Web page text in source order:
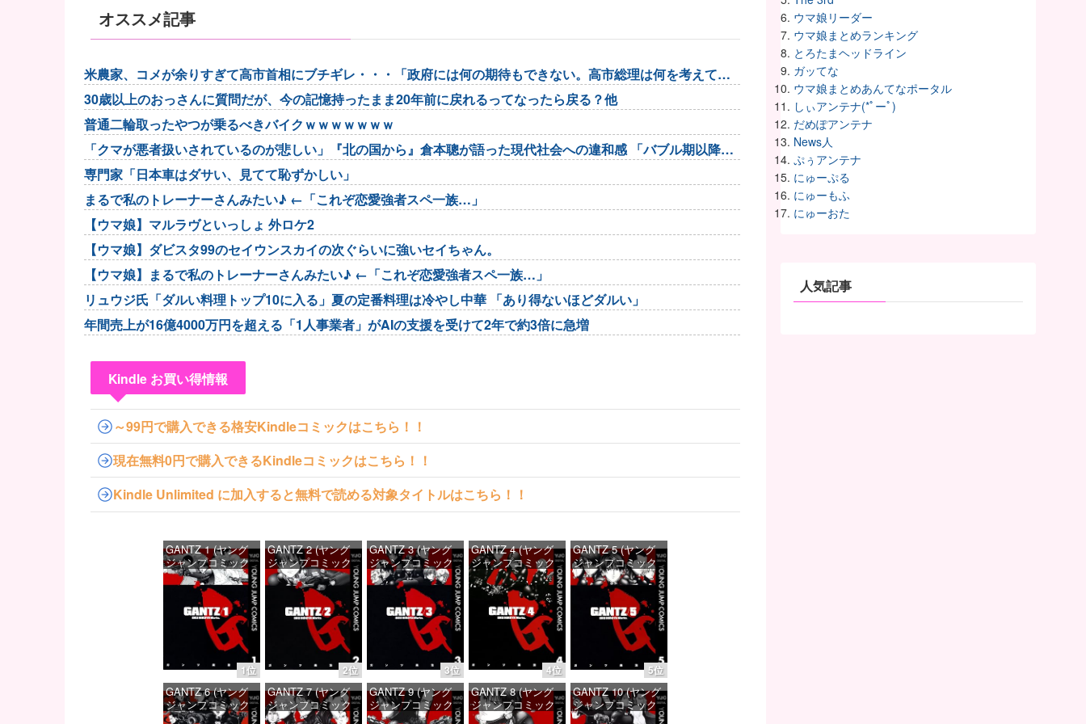
オススメ記事
米農家、コメが余りすぎて高市首相にブチギレ・・・「政府には何の期待もできない。高市総理は何を考えてい
るのかな。もう愛想尽...
30歳以上のおっさんに質問だが、今の記憶持ったまま20年前に戻れるってなったら戻る？他
普通二輪取ったやつが乗るべきバイクｗｗｗｗｗｗｗ
「クマが悪者扱いされているのが悲しい」『北の国から』倉本聰が語った現代社会への違和感 「バブル期以降、
ドラマはつまらなく...
専門家「日本車はダサい、見てて恥ずかしい」
まるで私のトレーナーさんみたい♪ ←「これぞ恋愛強者スペ一族…」
【ウマ娘】マルラヴといっしょ 外ロケ2
【ウマ娘】ダビスタ99のセイウンスカイの次ぐらいに強いセイちゃん。
【ウマ娘】まるで私のトレーナーさんみたい♪ ←「これぞ恋愛強者スペ一族…」
リュウジ氏「ダルい料理トップ10に入る」夏の定番料理は冷やし中華 「あり得ないほどダルい」
年間売上が16億4000万円を超える「1人事業者」がAIの支援を受けて2年で約3倍に急増
Kindle お買い得情報
～99円で購入できる格安Kindleコミックはこちら！！
現在無料0円で購入できるKindleコミックはこちら！！
Kindle Unlimited に加入すると無料で読める対象タイトルはこちら！！
1位
GANTZ 1 (ヤング
ジャンプコミック
スDIGITAL)
価格：¥100
2位
GANTZ 2 (ヤング
ジャンプコミック
スDIGITAL)
価格：¥100
3位
GANTZ 3 (ヤング
ジャンプコミック
スDIGITAL)
価格：¥100
4位
GANTZ 4 (ヤング
ジャンプコミック
スDIGITAL)
価格：¥100
5位
GANTZ 5 (ヤング
ジャンプコミック
スDIGITAL)
価格：¥100
GANTZ 6 (ヤング
ジャンプコミック
スDIGITAL)
GANTZ 7 (ヤング
ジャンプコミック
スDIGITAL)
GANTZ 9 (ヤング
ジャンプコミック
スDIGITAL)
GANTZ 8 (ヤング
ジャンプコミック
スDIGITAL)
GANTZ 10 (ヤング
ジャンプコミック
スDIGITAL)
ウマ娘リーダー
ウマ娘まとめランキング
とろたまヘッドライン
ガッてな
ウマ娘まとめあんてなポータル
しぃアンテナ(*ﾟーﾟ)
だめぽアンテナ
News人
ぷぅアンテナ
にゅーぷる
にゅーもふ
にゅーおた
人気記事